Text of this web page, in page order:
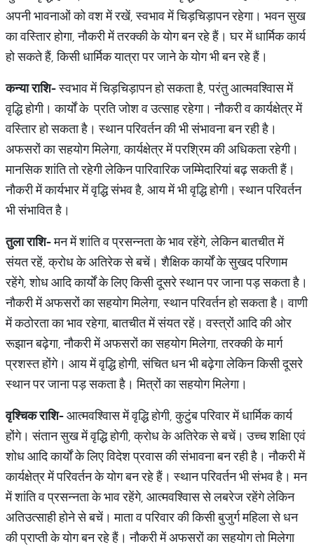
अपनी भावनाओं को वश में रखें, स्वभाव में चिड़चिड़ापन रहेगा। भवन सुख
का वस्तिार होगा, नौकरी में तरक्की के योग बन रहे हैं। घर में धार्मिक कार्य
हो सकते हैं, किसी धार्मिक यात्रा पर जाने के योग भी बन रहे हैं।
कन्याराशि-स्वभाव में चिड़चिड़ापन हो सकता है, परंतु आत्मवश्विास में
वृद्धि होगी। कार्यों के प्रति जोश व उत्साह रहेगा। नौकरी व कार्यक्षेत्र में
वस्तिार हो सकता है। स्थान परिवर्तन की भी संभावना बन रही है।
अफसरों का सहयोग मिलेगा, कार्यक्षेत्र में परश्रिम की अधिकता रहेगी।
मानसिक शांति तो रहेगी लेकिन पारिवारिक जम्मिेदारियां बढ़ सकती हैं।
नौकरी में कार्यभार में वृद्धि संभव है, आय में भी वृद्धि होगी। स्थान परिवर्तन
भी संभावित है।
तुलाराशि-मन में शांति व प्रसन्नता के भाव रहेंगे, लेकिन बातचीत में
संयत रहें, क्रोध के अतिरेक से बचें। शैक्षिक कार्यों के सुखद परिणाम
रहेंगे, शोध आदि कार्यों के लिए किसी दूसरे स्थान पर जाना पड़ सकता है।
नौकरी में अफसरों का सहयोग मिलेगा, स्थान परिवर्तन हो सकता है। वाणी
में कठोरता का भाव रहेगा, बातचीत में संयत रहें। वस्त्रों आदि की ओर
रूझान बढ़ेगा, नौकरी में अफसरों का सहयोग मिलेगा, तरक्की के मार्ग
प्रशस्त होंगे। आय में वृद्धि होगी, संचित धन भी बढ़ेगा लेकिन किसी दूसरे
स्थान पर जाना पड़ सकता है। मित्रों का सहयोग मिलेगा।
वृश्चिकराशि-आत्मवश्विास में वृद्धि होगी, कुटुंब परिवार में धार्मिक कार्य
होंगे। संतान सुख में वृद्धि होगी, क्रोध के अतिरेक से बचें। उच्च शक्षिा एवं
शोध आदि कार्यों के लिए विदेश प्रवास की संभावना बन रही है। नौकरी में
कार्यक्षेत्र में परिवर्तन के योग बन रहे हैं। स्थान परिवर्तन भी संभव है। मन
में शांति व प्रसन्नता के भाव रहेंगे, आत्मवश्विास से लबरेज रहेंगे लेकिन
अतिउत्साही होने से बचें। माता व परिवार की किसी बुजुर्ग महिला से धन
की प्राप्ती के योग बन रहे हैं। नौकरी में अफसरों का सहयोग तो मिलेगा